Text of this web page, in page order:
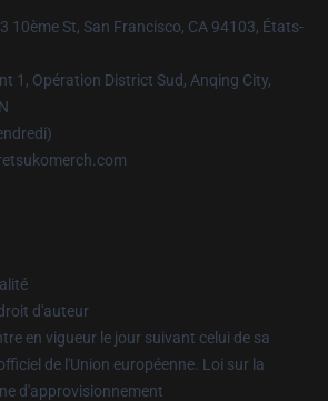
10ème St, San Francisco, CA 94103, États-
1, Opération District Sud, Anqing City,
d'auteur
en vigueur le jour suivant celui de sa
de l'Union européenne. Loi sur la
d'approvisionnement